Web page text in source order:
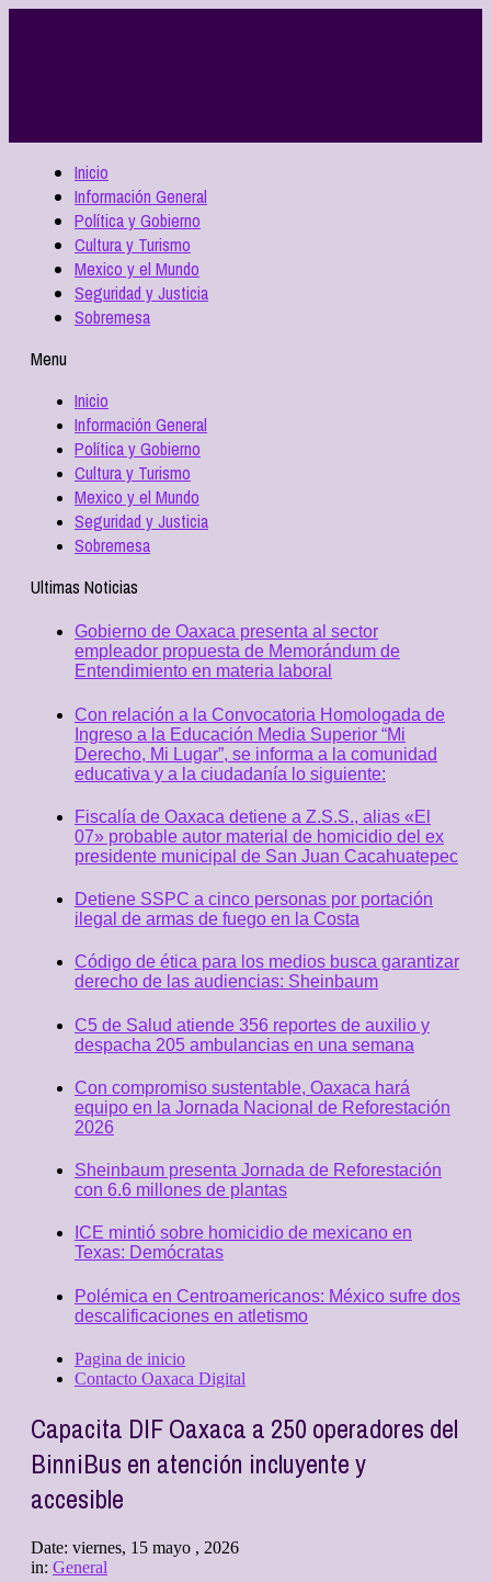
Inicio
Información General
Política y Gobierno
Cultura y Turismo
Mexico y el Mundo
Seguridad y Justicia
Sobremesa
Menu
Inicio
Información General
Política y Gobierno
Cultura y Turismo
Mexico y el Mundo
Seguridad y Justicia
Sobremesa
Ultimas Noticias
Gobierno de Oaxaca presenta al sector
empleador propuesta de Memorándum de
Entendimiento en materia laboral
Con relación a la Convocatoria Homologada de
Ingreso a la Educación Media Superior “Mi
Derecho, Mi Lugar”, se informa a la comunidad
educativa y a la ciudadanía lo siguiente:
Fiscalía de Oaxaca detiene a Z.S.S., alias «El
07» probable autor material de homicidio del ex
presidente municipal de San Juan Cacahuatepec
Detiene SSPC a cinco personas por portación
ilegal de armas de fuego en la Costa
Código de ética para los medios busca garantizar
derecho de las audiencias: Sheinbaum
C5 de Salud atiende 356 reportes de auxilio y
despacha 205 ambulancias en una semana
Con compromiso sustentable, Oaxaca hará
equipo en la Jornada Nacional de Reforestación
2026
Sheinbaum presenta Jornada de Reforestación
con 6.6 millones de plantas
ICE mintió sobre homicidio de mexicano en
Texas: Demócratas
Polémica en Centroamericanos: México sufre dos
descalificaciones en atletismo
Pagina de inicio
Contacto Oaxaca Digital
Capacita DIF Oaxaca a 250 operadores del
BinniBus en atención incluyente y
accesible
Date: viernes, 15 mayo , 2026
in: General